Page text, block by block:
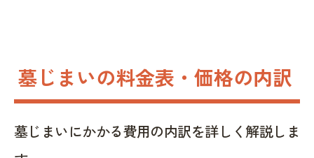
墓じまいの料金表・価格の内訳
墓じまいにかかる費用の内訳を詳しく解説しま